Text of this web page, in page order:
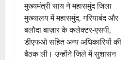
मुख्यमंत्री साय ने महासमुंद जिला
मुख्यालय में महासमुंद, गरियाबंद और
बलौदा बाज़ार के कलेक्टर-एसपी,
डीएफओ सहित अन्य अधिकारियों की
बैठक ली। उन्होंने जिले में सुशासन